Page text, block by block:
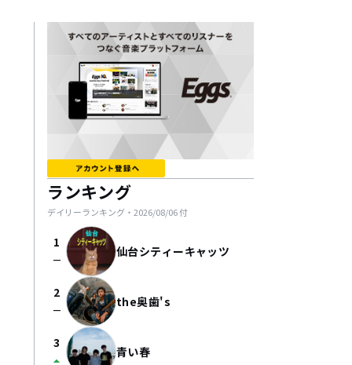
ランキング
デイリーランキング・ 2026/08/06付
1
check_indeterminate_small 仙台シティーキャッツ
2
check_indeterminate_small the奥歯's
3
青い春